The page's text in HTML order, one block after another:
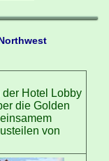
Hotel Lobby
die Golden
von